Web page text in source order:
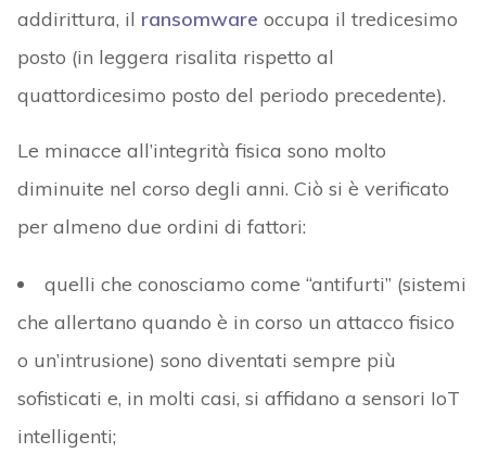
addirittura, il ransomware occupa il tredicesimo
posto (in leggera risalita rispetto al
quattordicesimo posto del periodo precedente).
Le minacce all’integrità fisica sono molto
diminuite nel corso degli anni. Ciò si è verificato
per almeno due ordini di fattori:
quelli che conosciamo come “antifurti” (sistemi
che allertano quando è in corso un attacco fisico
o un’intrusione) sono diventati sempre più
sofisticati e, in molti casi, si affidano a sensori IoT
intelligenti;